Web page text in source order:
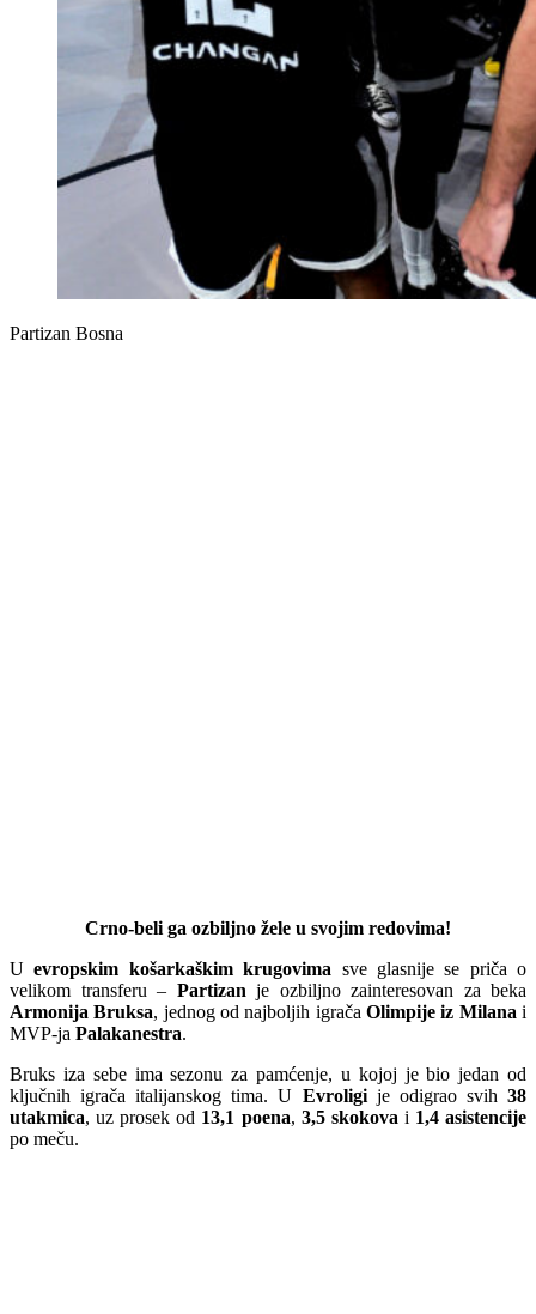
Partizan Bosna
Crno-beli ga ozbiljno žele u svojim redovima!
Uevropskim košarkaškim krugovima sve glasnije se priča o
velikom transferu – Partizan je ozbiljno zainteresovan za beka
Armonija Bruksa, jednog od najboljih igračaOlimpije iz Milana i
MVP-ja Palakanestra.
Bruks iza sebe ima sezonu za pamćenje, u kojoj je bio jedan od
ključnih igrača italijanskog tima. U Evroligije odigrao svih38
utakmica, uz prosek od 13,1 poena, 3,5 skokova i 1,4 asistencije
po meču.